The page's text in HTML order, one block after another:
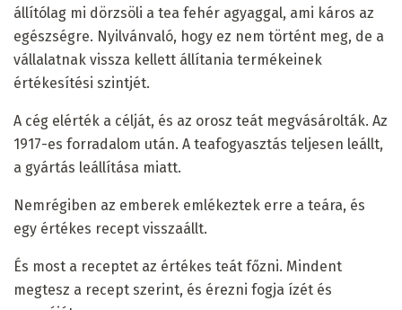
állítólag mi dörzsöli a tea fehér agyaggal, ami káros az
egészségre. Nyilvánvaló, hogy ez nem történt meg, de a
vállalatnak vissza kellett állítania termékeinek
értékesítési szintjét.
A cég elérték a célját, és az orosz teát megvásárolták. Az
1917-es forradalom után. A teafogyasztás teljesen leállt,
a gyártás leállítása miatt.
Nemrégiben az emberek emlékeztek erre a teára, és
egy értékes recept visszaállt.
És most a receptet az értékes teát főzni. Mindent
megtesz a recept szerint, és érezni fogja ízét és